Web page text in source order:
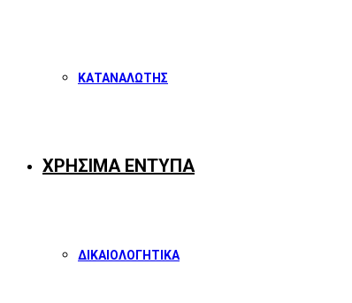
ΚΑΤΑΝΑΛΩΤΗΣ
ΧΡΗΣΙΜΑ ΕΝΤΥΠΑ
ΔΙΚΑΙΟΛΟΓΗΤΙΚΑ